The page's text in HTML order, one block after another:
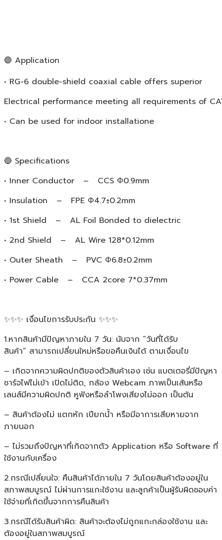
🟣 Application
• RG-6 double-shield coaxial cable offers superior
Electrical performance meeting all requirements of
• Can be used for indoor installatione
🔵 Specifications
• Inner Conductor – CCS Φ0.9mm
• Insulation – FPE Φ4.7±0.2mm
• 1st Shield – AL Foil Bonded to dielectric
• 2nd Shield – AL Wire 128*0.12mm
• Outer Sheath – PVC Φ6.8±0.2mm
• Power Cable – CCA 2core 7*0.37mm
✨✨✨ เงื่อนไขการรับประกัน ✨✨✨
1.หากสินค้ามีปัญหาภายใน 7 วัน: นับจาก “วันที่ได้รับ
สินค้า” สามารถเปลี่ยนใหม่หรือขอคืนเงินได้ ตามเงื่อนไข
– เกิดจากความผิดปกติของตัวสินค้าเอง เช่น แบตเตอรี่มีปัญหา
ชาร์จไฟไม่เข้า เปิดไม่ติด, กล้อง Webcam ภาพเป็นเส้นหรือ
เลนส์มีความผิดปกติ หูฟังหรือลำโพงเสียงไม่ออก เป็นต้น
– สินค้าต้องไม่ แตกหัก เปียกน้ำ หรือมีอาการเสียหายจาก
ภายนอก
– ไม่รวมถึงปัญหาที่เกิดจากตัว Application หรือ Software ที่
ใช้งานกับเครื่อง
2.กรณีเปลี่ยนใจ: คืนสินค้าได้ภายใน 7 วันโดยสินค้าต้องอยู่ใน
สภาพสมบูรณ์ ไม่ผ่านการแกะใช้งาน และลูกค้าเป็นผู้รับผิดชอบค่า
ใช้จ่ายที่เกิดขึ้นจากการคืนสินค้า
3.กรณีได้รับสินค้าผิด: สินค้าจะต้องไม่ถูกแกะกล่องใช้งาน และ
ต้องอยู่ในสภาพสมบูรณ์